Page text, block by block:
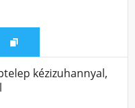
kézizuhannyal,